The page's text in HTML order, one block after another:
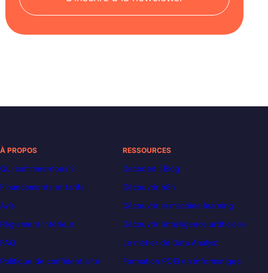
À PROPOS
Qui sommes-nous ?
Financements et tarifs
Avis
Règlement intérieur
FAQ
Politique de confidentialité
RESSOURCES
Decoded | Blog
Découvrir n8n
Découvrir le machine learning
Découvrir l’intelligence artificielle
Le métier de Data Analyst
Formation POEI en informatique